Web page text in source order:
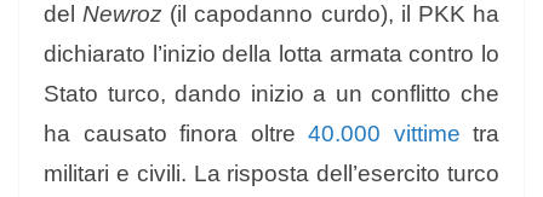
delNewroz (il capodanno curdo), il PKK ha
dichiarato l’inizio della lotta armata contro lo
Stato turco, dando inizio a un conflitto che
ha causato finora oltre 40.000 vittime tra
militari e civili. La risposta dell’esercito turco